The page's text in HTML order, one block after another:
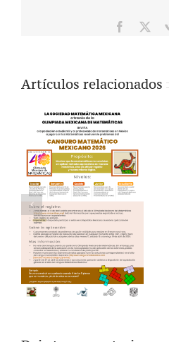
Facebook
Artículos relacionados